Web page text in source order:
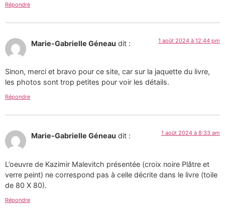
Répondre
Marie-Gabrielle Géneau dit : 1 août 2024 à 12:44 pm
Sinon, merci et bravo pour ce site, car sur la jaquette du livre,
les photos sont trop petites pour voir les détails.
Répondre
Marie-Gabrielle Géneau dit : 1 août 2024 à 8:33 am
L’oeuvre de Kazimir Malevitch présentée (croix noire Plâtre et
verre peint) ne correspond pas à celle décrite dans le livre (toile
de 80 X 80).
Répondre